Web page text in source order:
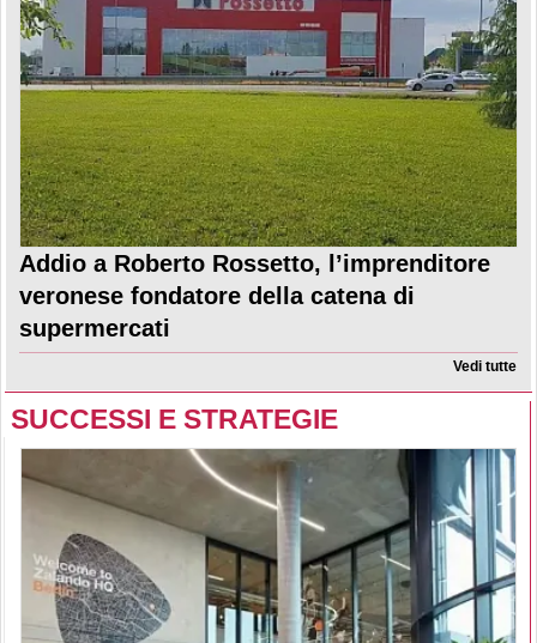
Addio a Roberto Rossetto, l’imprenditore
veronese fondatore della catena di
supermercati
Vedi tutte
SUCCESSI E STRATEGIE